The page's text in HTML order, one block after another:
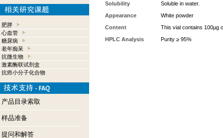
肥胖
心血管
糖尿病
老年痴呆
抗微生物
激素酶联试剂盒
抗癌小分子化合物
产品目录索取
样品准备
提问和解答
Solubility
Soluble in water.
Appearance
White powder
Content
This vial contains 100µg
HPLC Analysis
Purity ≥ 95%